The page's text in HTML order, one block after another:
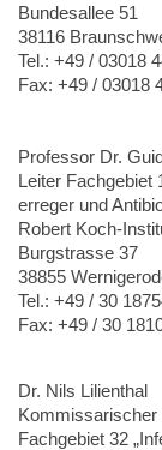
Bundesallee 51
38116
Tel.: +49 / 03018
Fax: +49 / 03018
Professor Dr.
Leiter Fachgebiet
erreger und
Robert Koch-
Burgstrasse 37
38855
Tel.: +49 / 30
Fax: +49 / 30
Dr. Nils Lilienthal
Kommissarischer
Fachgebiet 32